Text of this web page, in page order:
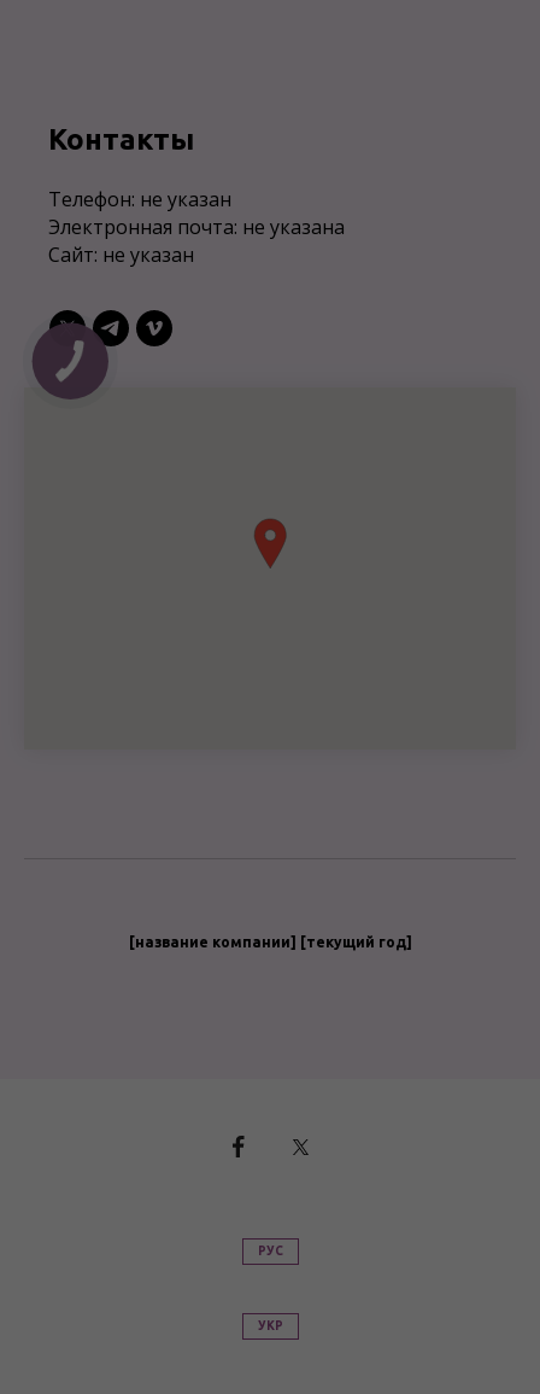
Контакты
Телефон: не указан
Электронная почта: не указана
Сайт: не указан
[название компании] [текущий год]
РУС
УКР